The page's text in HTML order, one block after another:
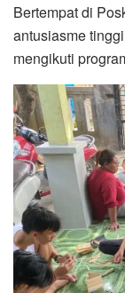
Bertempat di
antusiasme
mengikuti